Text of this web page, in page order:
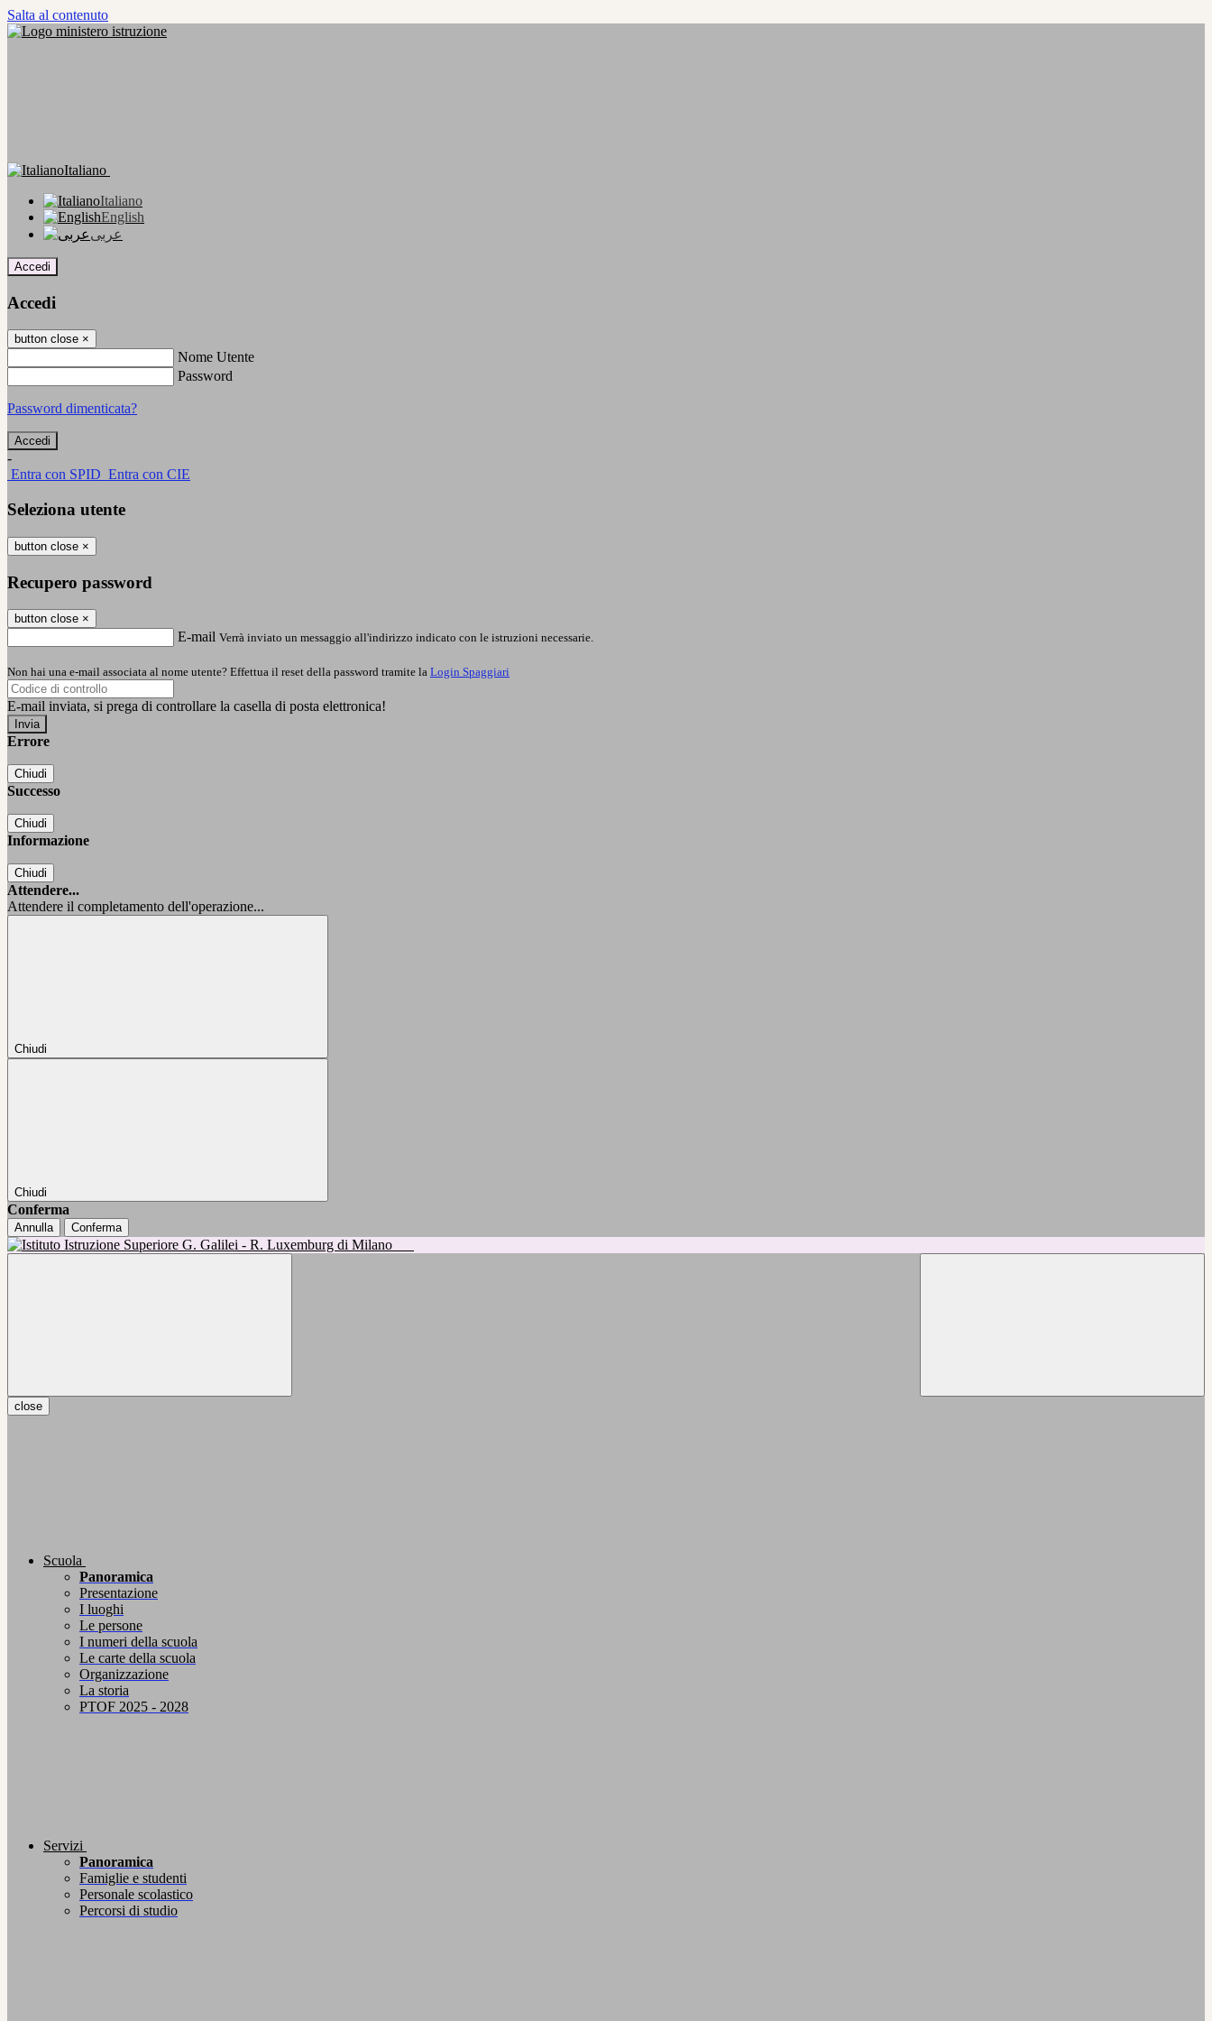
Salta al contenuto
Italiano
Italiano
English
عربى
Accedi
Accedi
button close ×
Nome Utente
Password
Password dimenticata?
-
Entra con SPID Entra con CIE
Seleziona utente
button close ×
Recupero password
button close ×
E-mail Verrà inviato un messaggio all'indirizzo indicato con le istruzioni necessarie.
Non hai una e-mail associata al nome utente? Effettua il reset della password tramite la Login Spaggiari
E-mail inviata, si prega di controllare la casella di posta elettronica!
Errore
Chiudi
Successo
Chiudi
Informazione
Chiudi
Attendere...
Attendere il completamento dell'operazione...
Chiudi
Chiudi
Conferma
Annulla Conferma
close
Scuola
Panoramica
Presentazione
I luoghi
Le persone
I numeri della scuola
Le carte della scuola
Organizzazione
La storia
PTOF 2025 - 2028
Servizi
Panoramica
Famiglie e studenti
Personale scolastico
Percorsi di studio